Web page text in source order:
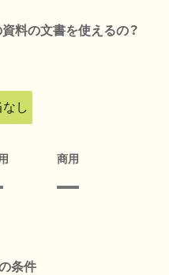
料の文書を使えるの？
し
商用
条件